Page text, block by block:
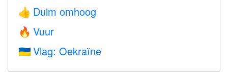
👍 Duim omhoog
🔥 Vuur
🇺🇦 Vlag: Oekraïne